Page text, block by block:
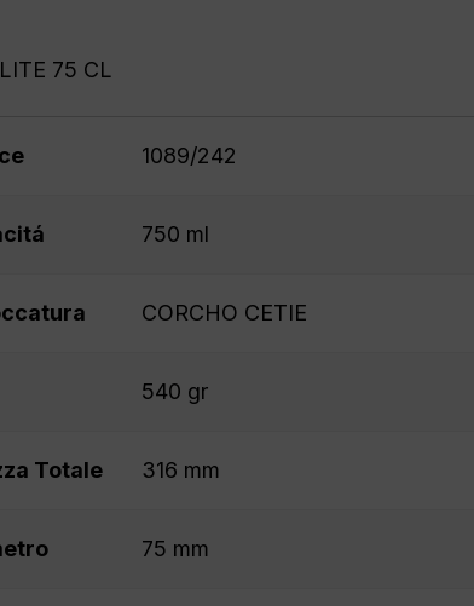
75 CL
1089/242
750 ml
CORCHO CETIE
540 gr
Totale 316 mm
75 mm